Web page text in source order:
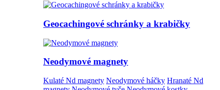
Geocachingové schránky a krabičky
Neodymové magnety
Kulaté Nd magnety Neodymové háčky Hranaté Nd